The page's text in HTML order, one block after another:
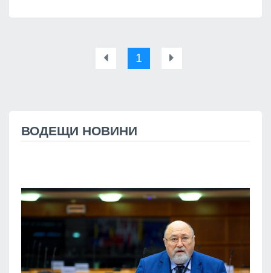
1
ВОДЕЩИ НОВИНИ